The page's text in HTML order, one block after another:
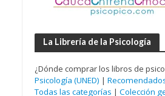
La Librería de la Psicología
¿Dónde comprar los libros de
Psicología (UNED) |
Todas las categorías | Colección